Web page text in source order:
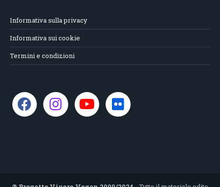
Informativa sulla privacy
Informativa sui cookie
Termini e condizioni